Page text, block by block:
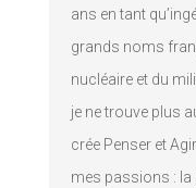
ans en tant
grands noms
nucléaire et du
je ne trouve plus
crée Penser et
mes passions : la